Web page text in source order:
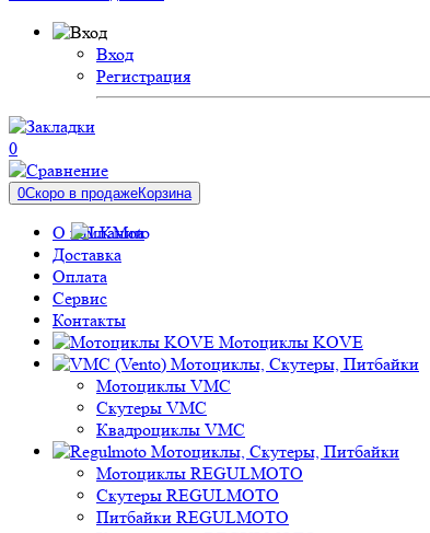
Вход
Регистрация
0
0Скоро в продажеКорзина
О компании
Доставка
Оплата
Сервис
Контакты
Мотоциклы KOVE
Мотоциклы, Скутеры, Питбайки
Мотоциклы VMC
Скутеры VMC
Квадроциклы VMC
Мотоциклы, Скутеры, Питбайки
Мотоциклы REGULMOTO
Скутеры REGULMOTO
Питбайки REGULMOTO